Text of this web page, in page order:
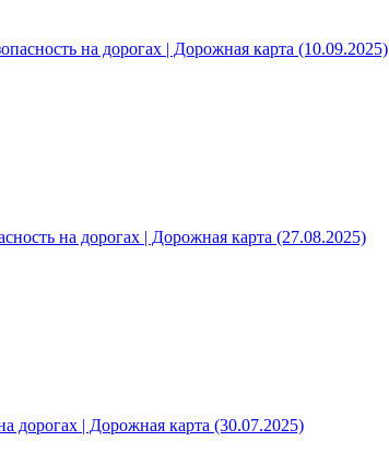
на дорогах | Дорожная карта (10.09.2025)
на дорогах | Дорожная карта (27.08.2025)
дорогах | Дорожная карта (30.07.2025)